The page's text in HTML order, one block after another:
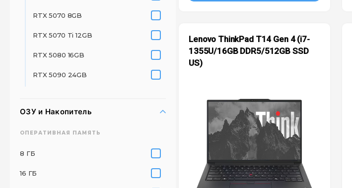
RTX 5070 8GB
RTX 5070 Ti 12GB
RTX 5080 16GB
RTX 5090 24GB
ОЗУ и Накопитель
ОПЕРАТИВНАЯ ПАМЯТЬ
8 ГБ
16 ГБ
Lenovo ThinkPad T14 Gen 4 (i7-
1355U/16GB DDR5/512GB SSD
US)